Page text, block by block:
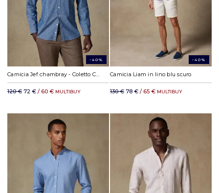
-40%
120 € 72 € / 60 € MULTIBUY
-40%
Camicia Liam in lino blu scuro
130 € 78 € / 65 € MULTIBUY